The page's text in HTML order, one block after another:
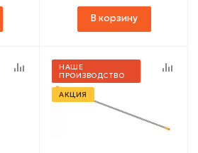
В корзину
НАШЕ
ПРОИЗВОДСТВО
АКЦИЯ